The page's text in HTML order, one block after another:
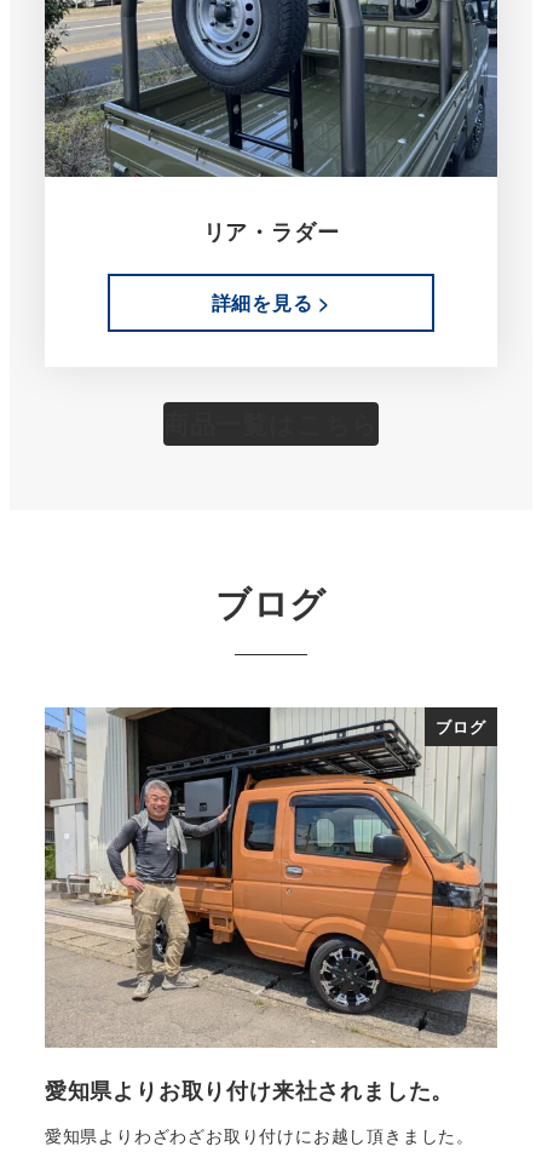
リア・ラダー
詳細を見る >
ブログ
ブログ
愛知県よりお取り付け来社されました。
愛知県よりわざわざお取り付けにお越し頂きました。